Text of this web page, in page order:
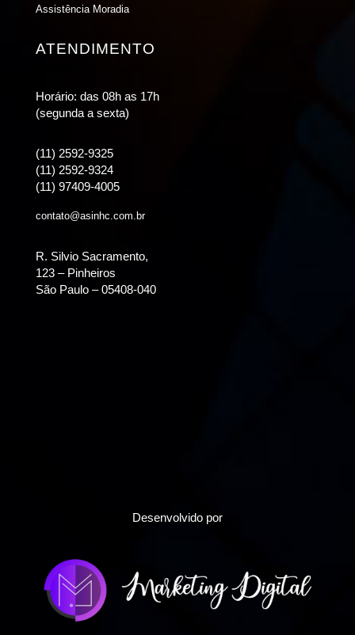
Assistência Moradia
ATENDIMENTO
Horário: das 08h as 17h
(segunda a sexta)
(11) 2592-9325
(11) 2592-9324
(11) 97409-4005
contato@asinhc.com.br
R. Silvio Sacramento,
123 – Pinheiros
São Paulo – 05408-040
Desenvolvido por